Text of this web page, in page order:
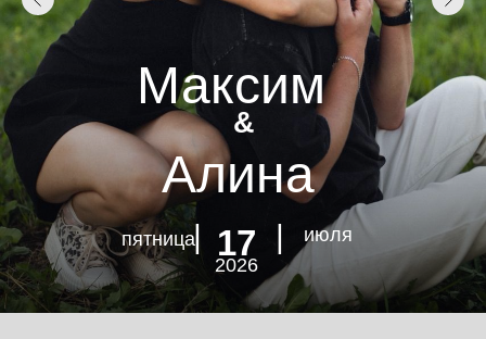
Алина
&
Максим
пятница
июля
2026
| |
17